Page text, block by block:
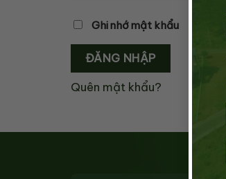
Ghi nhớ mật khẩu
ĐĂNG NHẬP
Quên mật khẩu?